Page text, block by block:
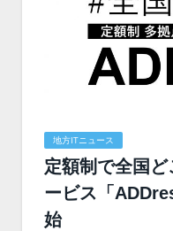
地方ITニュース
定額制で全国
ービス「
始